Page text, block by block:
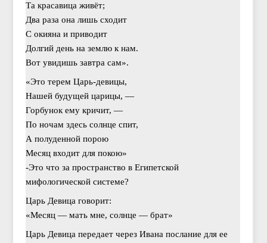
Та красавица живёт;
Два раза она лишь сходит
С окияна и приводит
Долгий день на землю к нам.
Вот увидишь завтра сам».
«Это терем Царь-девицы,
Нашей будущей царицы, —
Горбунок ему кричит, —
По ночам здесь солнце спит,
А полуденной порою
Месяц входит для покою»
-Это что за пространство в Египетской
мифологической системе?
Царь Девица говорит:
«Месяц — мать мне, солнце — брат»
Царь Девица передает через Ивана послание для ее